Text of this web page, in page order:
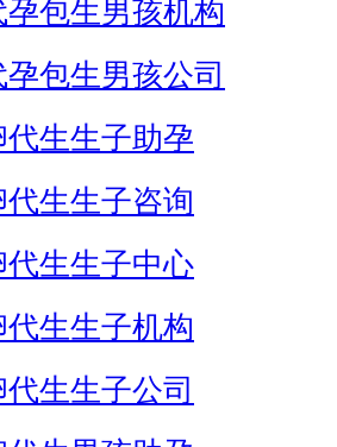
孕包生男孩机构
孕包生男孩公司
代生生子助孕
代生生子咨询
代生生子中心
代生生子机构
生生子公司